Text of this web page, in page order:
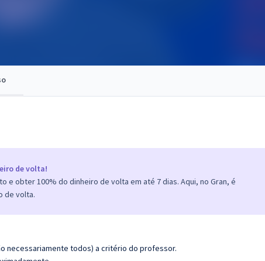
de volta!
e obter 100% do dinheiro de volta em até 7 dias. Aqui, no Gran, é
de volta.
necessariamente todos) a critério do professor.